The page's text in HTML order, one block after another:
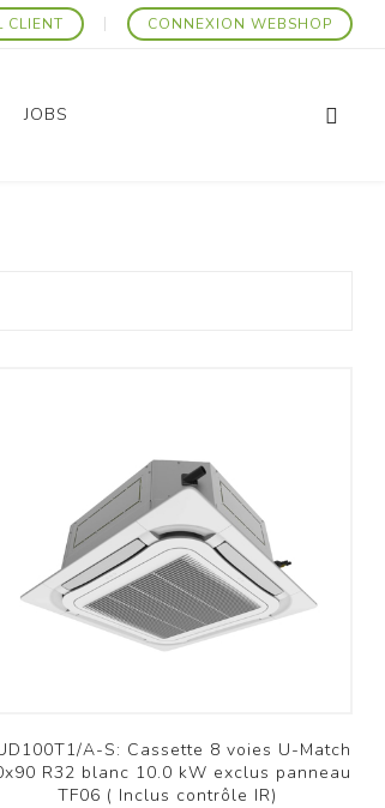
CLIENT CONNEXION WEBSHOP
JOBS
A-S: Cassette 8 voies U-Match
R32 blanc 10.0 kW exclus panneau
TF06 ( Inclus contrôle IR)